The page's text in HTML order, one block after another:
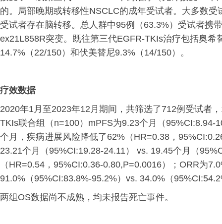
的。局部晚期或转移性NSCLC的成年受试者。大多数
受试者存在脑转移。总人群中95例（63.3%）受试者携
ex21L858R突变。既往第三代EGFR-TKIs治疗包括奥希
14.7%（22/150）和伏美替尼9.3%（14/150）。
疗效数据
2020年1月至2023年12月期间，共筛选了712例受试者
TKIs联合组（n=100）mPFS为9.23个月（95%CI:8.94-
个月，疾病进展风险降低了62%（HR=0.38，
23.21个月（95%CI:19.28-24.11） vs. 19.45个月（
（HR=0.54，95%CI:0.36-0.80,P=0.0016）；ORR为
91.0%（95%CI:83.8%-95.2%）vs. 34.0%（
两组OS数据尚不成熟，均未报告死亡事件。